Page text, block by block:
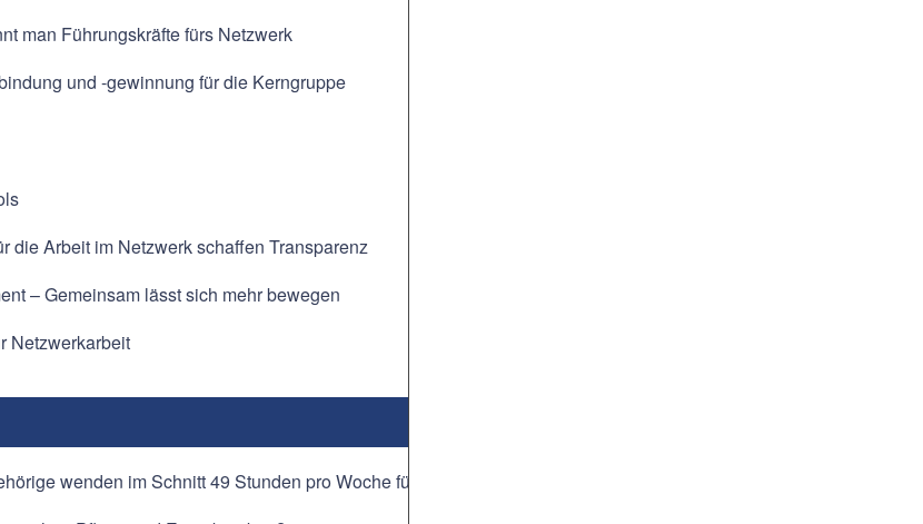
man Führungskräfte fürs Netzwerk
und -gewinnung für die Kerngruppe
die Arbeit im Netzwerk schaffen Transparenz
– Gemeinsam lässt sich mehr bewegen
Netzwerkarbeit
wenden im Schnitt 49 Stunden pro Woche für häusliche Pflege auf – mit Folgen für die Erwerbsarbeit